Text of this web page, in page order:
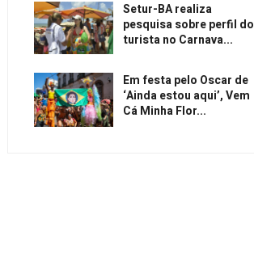
Setur-BA realiza
pesquisa sobre perfil do
turista no Carnava...
Em festa pelo Oscar de
‘Ainda estou aqui’, Vem
Cá Minha Flor...